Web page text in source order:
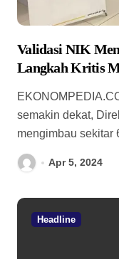
Validasi NIK
Langkah Kritis
EKONOMPEDIA.COM-Dengan tenggat waktu yang
semakin dekat,
mengimbau sekitar
Apr 5, 2024
Headline